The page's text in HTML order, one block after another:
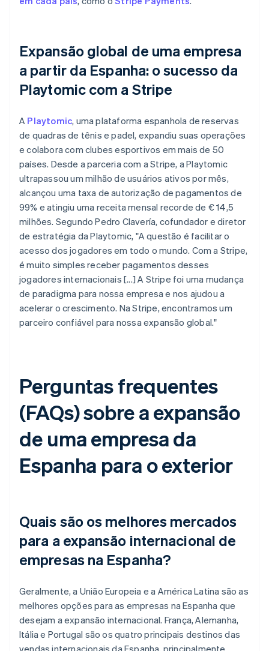
Expansão global de uma empresa
a partir da Espanha: o sucesso da
Playtomic com a Stripe
A Playtomic, uma plataforma espanhola de reservas
de quadras de tênis e padel, expandiu suas operações
e colabora com clubes esportivos em mais de 50
países. Desde a parceria com a Stripe, a Playtomic
ultrapassou um milhão de usuários ativos por mês,
alcançou uma taxa de autorização de pagamentos de
99% e atingiu uma receita mensal recorde de € 14,5
milhões. Segundo Pedro Clavería, cofundador e diretor
de estratégia da Playtomic, "A questão é facilitar o
acesso dos jogadores em todo o mundo. Com a Stripe,
é muito simples receber pagamentos desses
jogadores internacionais [...] A Stripe foi uma mudança
de paradigma para nossa empresa e nos ajudou a
acelerar o crescimento. Na Stripe, encontramos um
parceiro confiável para nossa expansão global."
Perguntas frequentes
(FAQs) sobre a expansão
de uma empresa da
Espanha para o exterior
Quais são os melhores mercados
para a expansão internacional de
empresas na Espanha?
Geralmente, a União Europeia e a América Latina são as
melhores opções para as empresas na Espanha que
desejam a expansão internacional. França, Alemanha,
Itália e Portugal são os quatro principais destinos das